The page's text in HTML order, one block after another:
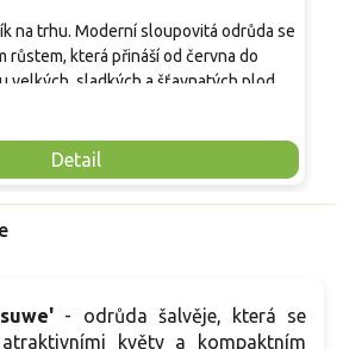
Detail
na trhu. Moderní sloupovitá odrůda se
růstem, která přináší od června do
velkých, sladkých a šťavnatých plodů.
tvoří elegantní habitus bez
°C a spolehlivá vitalita z něj dělají
pěstitele.
- odrůda šalvěje, která se
květy a kompaktním